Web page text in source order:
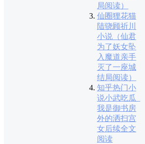
局阅读）
仙圈狸花猫
陆骁顾祈川
小说（仙君
为了妖女坠
入魔道亲手
灭了一座城
结局阅读）
知乎热门小
说小武吃瓜_
我是御书房
外的洒扫宫
女后续全文
阅读